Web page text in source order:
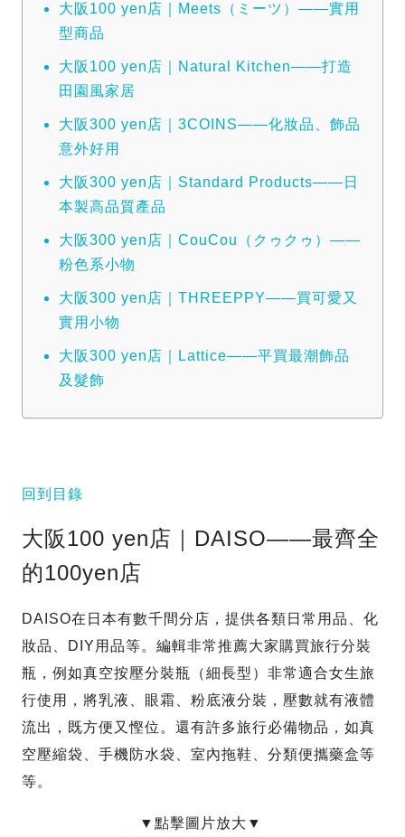
大阪100 yen店｜Meets（ミーツ）——實用
型商品
大阪100 yen店｜Natural Kitchen——打造
田園風家居
大阪300 yen店｜3COINS——化妝品、飾品
意外好用
大阪300 yen店｜Standard Products——日
本製高品質產品
大阪300 yen店｜CouCou（クゥクゥ）——
粉色系小物
大阪300 yen店｜THREEPPY——買可愛又
實用小物
大阪300 yen店｜Lattice——平買最潮飾品
及髮飾
回到目錄
大阪100 yen店｜DAISO——最齊全
的100yen店
DAISO在日本有數千間分店，提供各類日常用品、化
妝品、DIY用品等。編輯非常推薦大家購買旅行分裝
瓶，例如真空按壓分裝瓶（細長型）非常適合女生旅
行使用，將乳液、眼霜、粉底液分裝，壓數就有液體
流出，既方便又慳位。還有許多旅行必備物品，如真
空壓縮袋、手機防水袋、室內拖鞋、分類便攜藥盒等
等。